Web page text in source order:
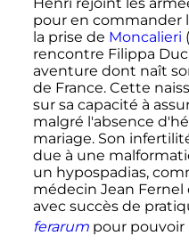
pour en commander
la prise de Moncalieri (
rencontre Filippa
aventure dont naît
de France. Cette
sur sa capacité à
malgré l'absence
mariage. Son
due à une
un hypospadias,
médecin Jean
avec succès de
ferarumpour pouvoir